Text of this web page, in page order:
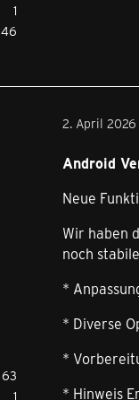
1
46
63
1
2. April 2026
Android
Neue
Wir haben
noch
*
* Diverse
*
* Hinweis